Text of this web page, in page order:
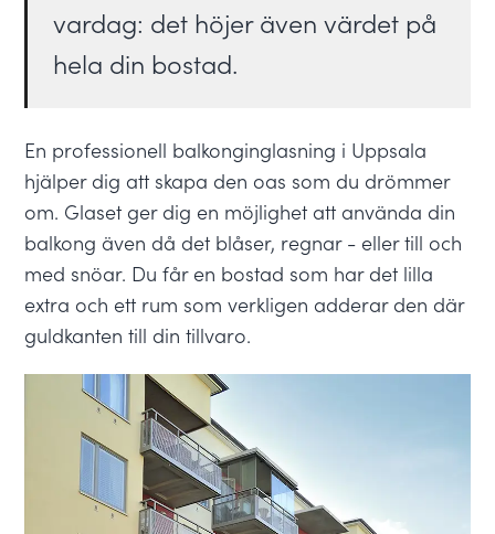
vardag: det höjer även värdet på
hela din bostad.
En professionell balkonginglasning i Uppsala
hjälper dig att skapa den oas som du drömmer
om. Glaset ger dig en möjlighet att använda din
balkong även då det blåser, regnar - eller till och
med snöar. Du får en bostad som har det lilla
extra och ett rum som verkligen adderar den där
guldkanten till din tillvaro.